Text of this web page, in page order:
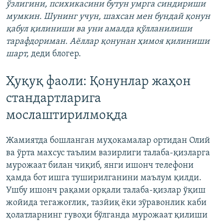
ўзлигини, психикасини бутун умрга синдириши
мумкин. Шунинг учун, шахсан мен бундай қонун
қабул қилиниши ва уни амалда қўлланилиши
тарафдориман. Аёллар қонунан ҳимоя қилиниши
шарт, деди блогер.
Ҳуқуқ фаоли: Қонунлар жаҳон
стандартларига
мослаштирилмоқда
Жамиятда бошланган муҳокамалар ортидан Олий
ва ўрта махсус таълим вазирлиги талаба-қизларга
мурожаат билан чиқиб, янги ишонч телефони
ҳамда бот ишга туширилганини маълум қилди.
Ушбу ишонч рақами орқали талаба-қизлар ўқиш
жойида тегажоғлик, тазйиқ ёки зўравонлик каби
ҳолатларнинг гувоҳи бўлганда мурожаат қилиши